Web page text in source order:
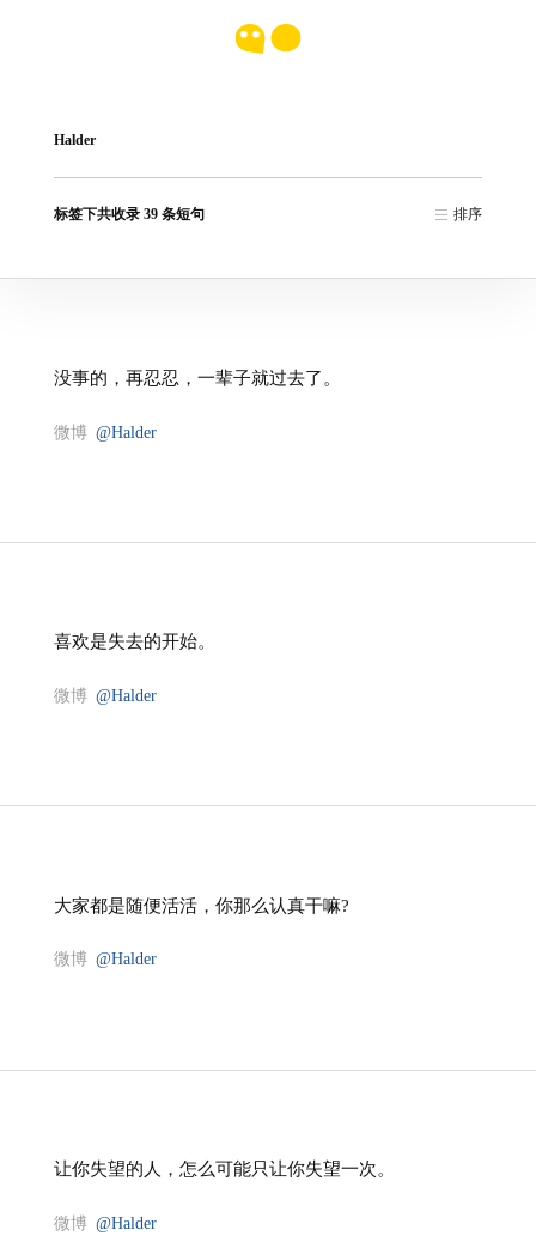
Halder
标签下共收录 39 条短句 排序
没事的，再忍忍，一辈子就过去了。
微博 @Halder
喜欢是失去的开始。
微博 @Halder
大家都是随便活活，你那么认真干嘛?
微博 @Halder
让你失望的人，怎么可能只让你失望一次。
微博 @Halder